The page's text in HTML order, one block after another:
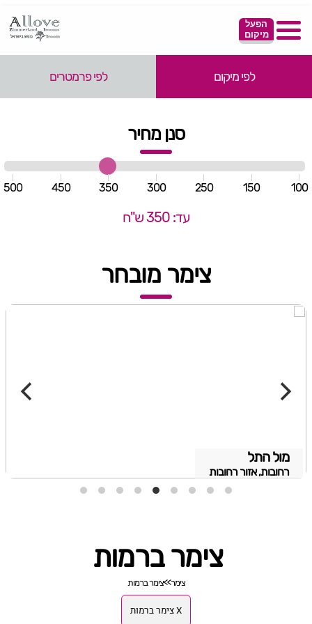
הפעל
מיקום
לפי מיקום לפי פרמטרים
סנן מחיר
100
150
250
300
350
450
500
עד: 350 ש"ח
צימר מובחר
מול התל
רחובות, אזור רחובות
צימר ברמות
צימר>>צימר ברמות
X צימר ברמות